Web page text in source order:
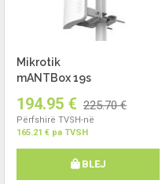
Mikrotik
mANTBox 19s
194.95 € 225.70 €
Përfshirë TVSH-në
165.21 € pa TVSH
BLEJ